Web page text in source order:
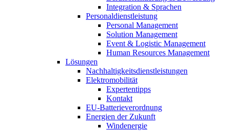
Integration & Sprachen
Personaldienstleistung
Personal Management
Solution Management
Event & Logistic Management
Human Resources Management
Lösungen
Nachhaltigkeitsdienstleistungen
Elektromobilität
Expertentipps
Kontakt
EU-Batterieverordnung
Energien der Zukunft
Windenergie